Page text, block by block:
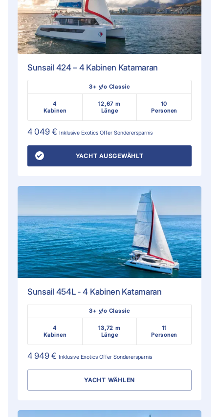
Sunsail 424 – 4 Kabinen Katamaran
3+ y/o Classic
4
Kabinen
12,67 m
Länge
10
Personen
4 049 € Inklusive Exotics OfferSonderersparnis
YACHT AUSGEWÄHLT
Sunsail 454L - 4 Kabinen Katamaran
3+ y/o Classic
4
Kabinen
13,72 m
Länge
11
Personen
4 949 € Inklusive Exotics OfferSonderersparnis
YACHT WÄHLEN